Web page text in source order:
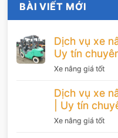
BÀI VIẾT MỚI
Dịch vụ xe
Uy tín
Xe nâng giá tốt
Dịch vụ xe
| Uy tín
Xe nâng giá tốt